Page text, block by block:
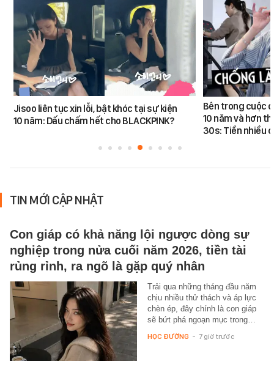
Jisoo liên tục xin lỗi, bật khóc tại sự kiện
10 năm: Dấu chấm hết cho BLACKPINK?
Bên trong cuộc
10 năm và hơn
30s: Tiền nhiều
TIN MỚI CẬP NHẬT
Con giáp có khả năng lội ngược dòng sự
nghiệp trong nửa cuối năm 2026, tiền tài
rủng rỉnh, ra ngõ là gặp quý nhân
Trải qua những tháng đầu năm
chịu nhiều thử thách và áp lực
chèn ép, đây chính là con giáp
sẽ bứt phá ngoạn mục trong…
HỌC ĐƯỜNG - 7 giờ trước